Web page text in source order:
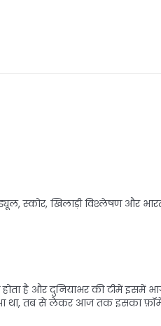
खिलाड़ी विश्लेषण और
है और दुनियाभर की टीमें इसमें
था, तब से लेकर आज तक इसका